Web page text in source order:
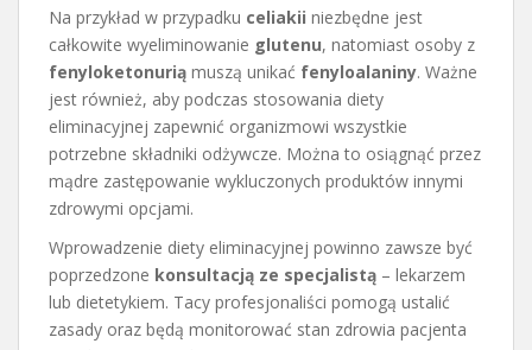
Na przykład w przypadku celiakii niezbędne jest
całkowite wyeliminowanie glutenu, natomiast osoby z
fenyloketonurią muszą unikać fenyloalaniny. Ważne
jest również, aby podczas stosowania diety
eliminacyjnej zapewnić organizmowi wszystkie
potrzebne składniki odżywcze. Można to osiągnąć przez
mądre zastępowanie wykluczonych produktów innymi
zdrowymi opcjami.
Wprowadzenie diety eliminacyjnej powinno zawsze być
poprzedzone konsultacją ze specjalistą – lekarzem
lub dietetykiem. Tacy profesjonaliści pomogą ustalić
zasady oraz będą monitorować stan zdrowia pacjenta